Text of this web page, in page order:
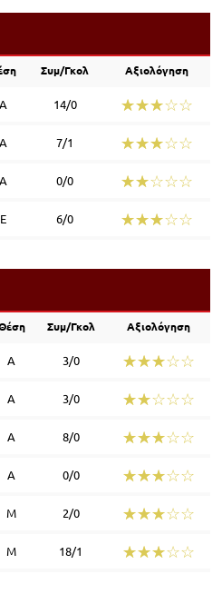
Συμ/Γκολ Αξιολόγηση
Α 14/0 ☆☆☆☆☆
★★★★★
Α 7/1 ☆☆☆☆☆
★★★★★
Α 0/0 ☆☆☆☆☆
★★★★★
Ε 6/0 ☆☆☆☆☆
★★★★★
Συμ/Γκολ Αξιολόγηση
Α 3/0 ☆☆☆☆☆
★★★★★
Α 3/0 ☆☆☆☆☆
★★★★★
Α 8/0 ☆☆☆☆☆
★★★★★
Α 0/0 ☆☆☆☆☆
★★★★★
Μ 2/0 ☆☆☆☆☆
★★★★★
Μ 18/1 ☆☆☆☆☆
★★★★★